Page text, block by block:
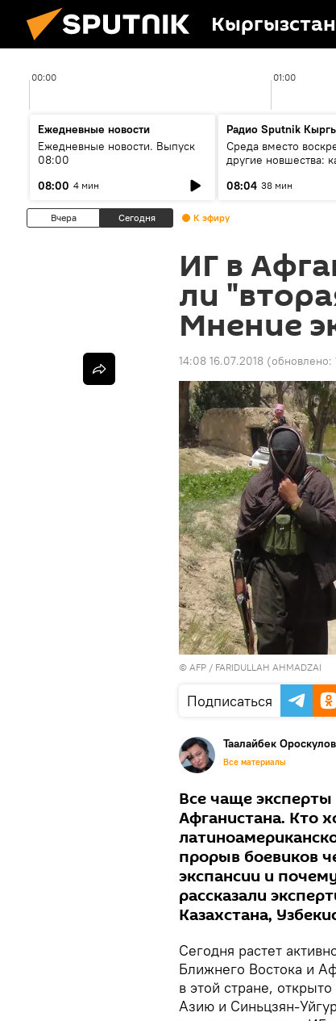
Кыргызстан
00:00 01:00
Ежедневные новости
Ежедневные новости. Выпуск
08:00
08:00 4 мин
Радио Sputnik
Среда вместо
другие новшества:
08:04 38 мин
Вчера Сегодня К эфиру
ИГ в
ли
Мнение
14:08 16.07.2018 (обновлено:
© AFP / FARIDULLAH AHMADZAI
Подписаться
Таалайбек Ороскулов
Все материалы
Все чаще эксперты
Афганистана. Кто
прорыв боевиков
экспансии и
рассказали
Казахстана,
Сегодня растет
Ближнего Востока и
в этой стране,
Азию и Синьцзян-